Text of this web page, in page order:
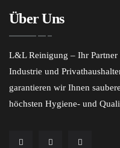
Über Uns
L&L Reinigung – Ihr
Industrie und
garantieren wir Ihnen
höchsten Hygiene- und